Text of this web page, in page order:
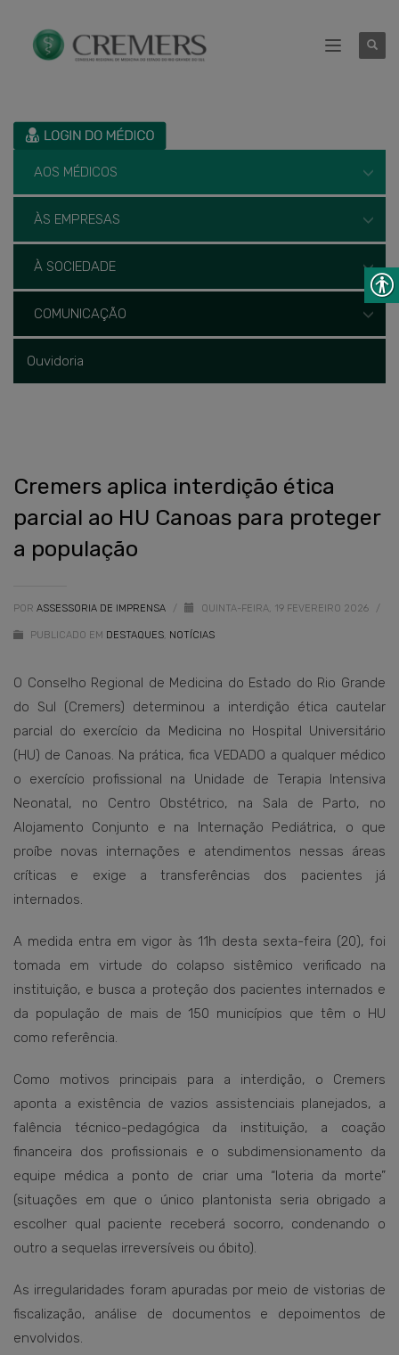
AOS MÉDICOS
ÀS EMPRESAS
À SOCIEDADE
COMUNICAÇÃO
Ouvidoria
Cremers aplica interdição ética
parcial ao HU Canoas para proteger
a população
POR ASSESSORIA DE IMPRENSA / QUINTA-FEIRA, 19 FEVEREIRO 2026 /
PUBLICADO EM DESTAQUES, NOTÍCIAS
O Conselho Regional de Medicina do Estado do Rio Grande
do Sul (Cremers) determinou a interdição ética cautelar
parcial do exercício da Medicina no Hospital Universitário
(HU) de Canoas. Na prática, fica VEDADO a qualquer médico
o exercício profissional na Unidade de Terapia Intensiva
Neonatal, no Centro Obstétrico, na Sala de Parto, no
Alojamento Conjunto e na Internação Pediátrica, o que
proíbe novas internações e atendimentos nessas áreas
críticas e exige a transferências dos pacientes já
internados.
A medida entra em vigor às 11h desta sexta-feira (20), foi
tomada em virtude do colapso sistêmico verificado na
instituição, e busca a proteção dos pacientes internados e
da população de mais de 150 municípios que têm o HU
como referência.
Como motivos principais para a interdição, o Cremers
aponta a existência de vazios assistenciais planejados, a
falência técnico-pedagógica da instituição, a coação
financeira dos profissionais e o subdimensionamento da
equipe médica a ponto de criar uma “loteria da morte”
(situações em que o único plantonista seria obrigado a
escolher qual paciente receberá socorro, condenando o
outro a sequelas irreversíveis ou óbito).
As irregularidades foram apuradas por meio de vistorias de
fiscalização, análise de documentos e depoimentos de
envolvidos.